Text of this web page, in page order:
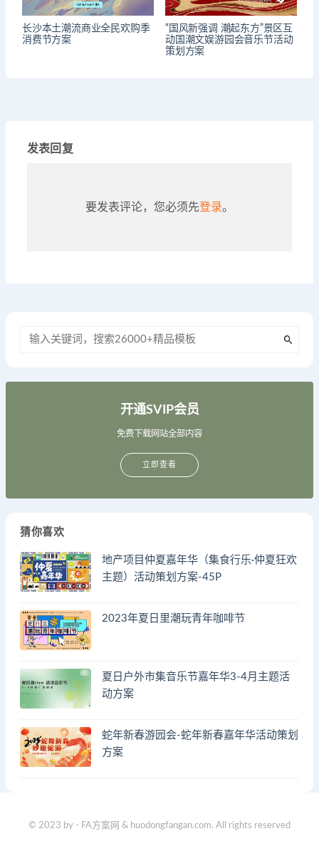
长沙本土潮流商业全民欢购季
消费节方案
“国风新强调 潮起东方”景区互
动国潮文娱游园会音乐节活动
策划方案
发表回复
要发表评论，您必须先登录。
开通SVIP会员
免费下载网站全部内容
立即查看
猜你喜欢
地产项目仲夏嘉年华（集食行乐·仲夏狂欢
主题）活动策划方案-45P
2023年夏日里潮玩青年咖啡节
夏日户外市集音乐节嘉年华3-4月主题活
动方案
蛇年新春游园会-蛇年新春嘉年华活动策划
方案
© 2023 by - FA方案网 & huodongfangan.com. All rights reserved